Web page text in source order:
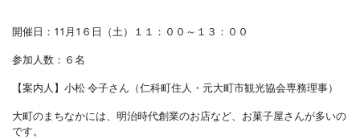
開催日：11月1６日（土）１１：００～１３：００
参加人数：６名
【案内人】小松 令子さん（仁科町住人・元大町市観光協会専務理事）
大町のまちなかには、明治時代創業のお店など、お菓子屋さんが多いの
です。